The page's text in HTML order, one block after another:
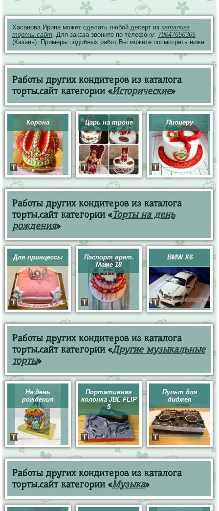
Хасанова Ирина может сделать любой десерт из каталога
торты.сайт . Для заказа звоните по телефону: 79047650365
(Казань). Примеры подобных работ Вы можете посмотреть ниже
Работы других кондитеров из каталога
торты.сайт категории «Исторические»
Корона Царь на троне Пионеру
Работы других кондитеров из каталога
торты.сайт категории «Торты на день
рождения»
Для принцессы
Паспорт врет.
Маме 18
BMW X6
Работы других кондитеров из каталога
торты.сайт категории «Другие музыкальные
торты»
На день
рождения
Портативная
колонка JBL FLIP
5
Пульт для
диджея
Работы других кондитеров из каталога
торты.сайт категории «Музыка»